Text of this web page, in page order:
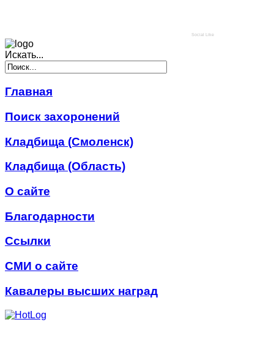
Social Like
Искать...
Главная
Поиск захоронений
Кладбища (Смоленск)
Кладбища (Область)
О сайте
Благодарности
Ссылки
СМИ о сайте
Кавалеры высших наград